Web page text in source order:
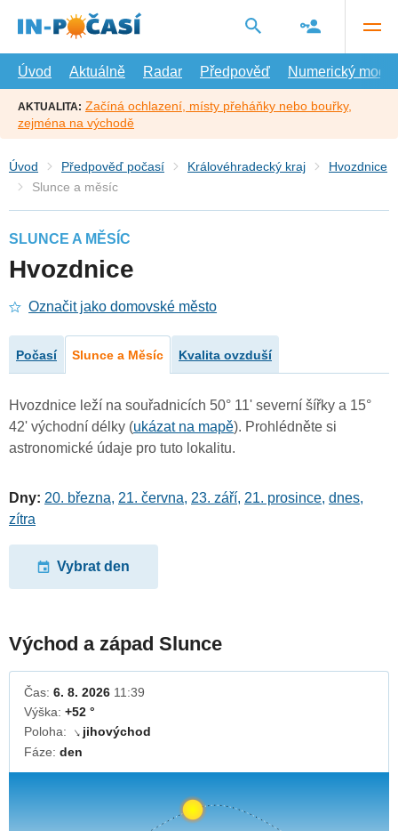
hlavní
Úvod
Aktuálně Radar Předpověď Numerický model
AKTUALITA: Začíná ochlazení, místy přeháňky nebo bouřky,
zejména na východě
Úvod Předpověď počasí Královéhradecký kraj
Hvozdnice
Slunce a měsíc
SLUNCE A MĚSÍC
Hvozdnice
Označit jako domovské město
Počasí Slunce a Měsíc Kvalita ovzduší
Hvozdnice leží na souřadnicích 50° 11' severní šířky a 15°
42' východní délky (ukázat na mapě). Prohlédněte si
astronomické údaje pro tuto lokalitu.
Dny: 20. března, 21. června, 23. září, 21. prosince, dnes,
zítra
Vybrat den
Východ a západ Slunce
Čas: 6. 8. 2026 11:39
Výška: +52 °
Poloha:
↓ jihovýchod
Fáze: den